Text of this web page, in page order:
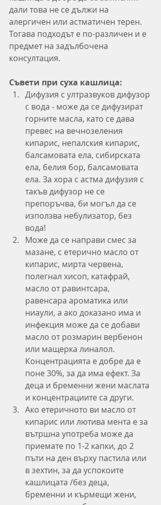
дали това не се дължи на
алергичен или астматичен терен.
Тогава подходът е по-различен и е
предмет на задълбочена
консултация.
Съвети при суха кашлица:
Дифузия с ултразвуков дифузор
с вода - може да се дифузират
горните масла, като се дава
превес на вечнозеления
кипарис, непалския кипарис,
балсамовата ела, сибирската
ела, белия бор, балсамовата
ела. За хора с астма дифузия с
такъв дифузор не се
препоръчва, би могъл да се
използва небулизатор, без
вода!
Може да се направи смес за
мазане, с етерично масло от
кипарис, мирта червена,
полегнал хисоп, катафрай,
масло от равинтсара,
равенсара ароматика или
ниаули, а ако доказано има и
инфекция може да се добави
масло от розмарин вербенон
или мащерка линалол.
Концентрацията е добре да е
поне 30%, за да има ефект. За
деца и бременни жени маслата
и концентрациите са други.
Ако етеричното ви масло от
кипарис или лютива мента е за
вътршна употреба може да
приемате по 1-2 капки, до 2
пъти на ден върху пастила или
в зехтин, за да успокоите
кашлицата /без деца,
бременни и кърмещи жени,